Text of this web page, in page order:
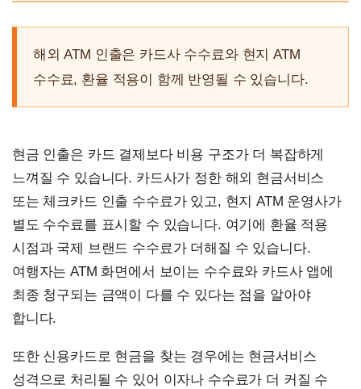
해외 ATM 인출은 카드사 수수료와 현지 ATM
수수료, 환율 적용이 함께 반영될 수 있습니다.
현금 인출은 카드 결제보다 비용 구조가 더 복잡하게
느껴질 수 있습니다. 카드사가 정한 해외 현금서비스
또는 체크카드 인출 수수료가 있고, 현지 ATM 운영사가
별도 수수료를 표시할 수 있습니다. 여기에 환율 적용
시점과 국제 브랜드 수수료가 더해질 수 있습니다.
여행자는 ATM 화면에서 보이는 수수료와 카드사 앱에
최종 청구되는 금액이 다를 수 있다는 점을 알아야
합니다.
또한 신용카드로 현금을 찾는 경우에는 현금서비스
성격으로 처리될 수 있어 이자나 수수료가 더 커질 수